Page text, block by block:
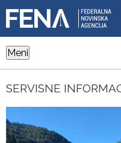
Meni
SERVISNE